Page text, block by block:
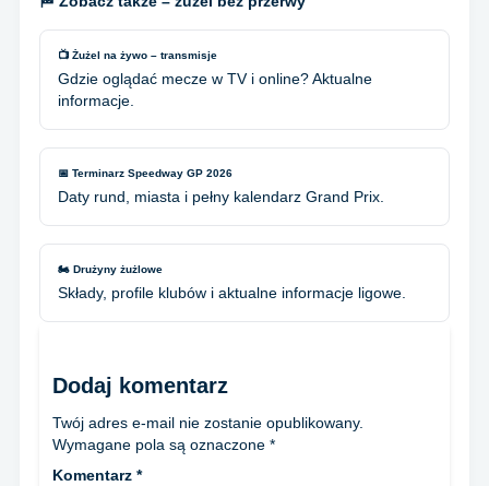
📺 Żużel na żywo – transmisje
Gdzie oglądać mecze w TV i online? Aktualne
informacje.
📅 Terminarz Speedway GP 2026
Daty rund, miasta i pełny kalendarz Grand Prix.
🏍️ Drużyny żużlowe
Składy, profile klubów i aktualne informacje ligowe.
Dodaj komentarz
Twój adres e-mail nie zostanie opublikowany.
Wymagane pola są oznaczone *
Komentarz *